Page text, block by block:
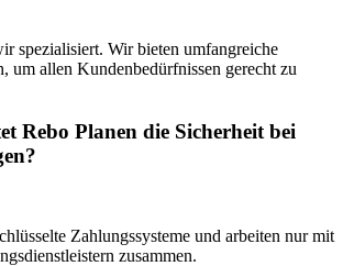
spezialisiert. Wir bieten umfangreiche
um allen Kundenbedürfnissen gerecht zu
Rebo Planen die Sicherheit bei
Zahlungssysteme und arbeiten nur mit
zusammen.